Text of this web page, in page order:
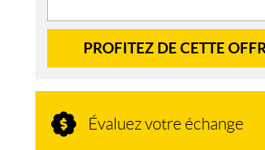
PROFITEZ DE CETTE
Évaluez votre échange